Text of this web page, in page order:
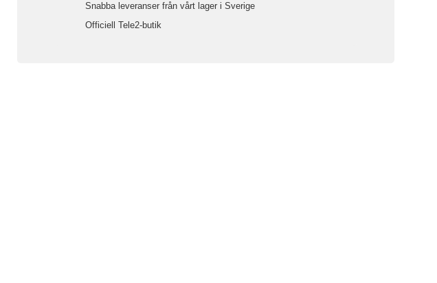
Snabba leveranser från vårt lager i Sverige
Officiell Tele2-butik